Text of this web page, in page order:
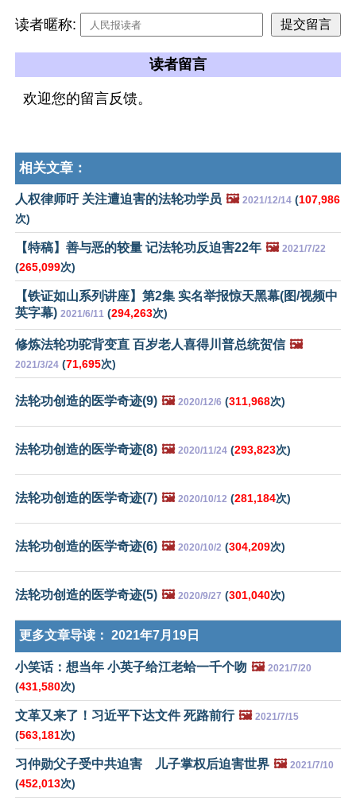
读者暱称:
读者留言
欢迎您的留言反馈。
相关文章：
人权律师吁 关注遭迫害的法轮功学员 🖼️ 2021/12/14 (107,986
次)
【特稿】善与恶的较量 记法轮功反迫害22年 🖼️ 2021/7/22
(265,099次)
【铁证如山系列讲座】第2集 实名举报惊天黑幕(图/视频中
英字幕) 2021/6/11 (294,263次)
修炼法轮功驼背变直 百岁老人喜得川普总统贺信 🖼️
2021/3/24 (71,695次)
法轮功创造的医学奇迹(9) 🖼️ 2020/12/6 (311,968次)
法轮功创造的医学奇迹(8) 🖼️ 2020/11/24 (293,823次)
法轮功创造的医学奇迹(7) 🖼️ 2020/10/12 (281,184次)
法轮功创造的医学奇迹(6) 🖼️ 2020/10/2 (304,209次)
法轮功创造的医学奇迹(5) 🖼️ 2020/9/27 (301,040次)
更多文章导读： 2021年7月19日
小笑话：想当年 小英子给江老蛤一千个吻 🖼️ 2021/7/20
(431,580次)
文革又来了！习近平下达文件 死路前行 🖼️ 2021/7/15
(563,181次)
习仲勋父子受中共迫害 儿子掌权后迫害世界 🖼️ 2021/7/10
(452,013次)